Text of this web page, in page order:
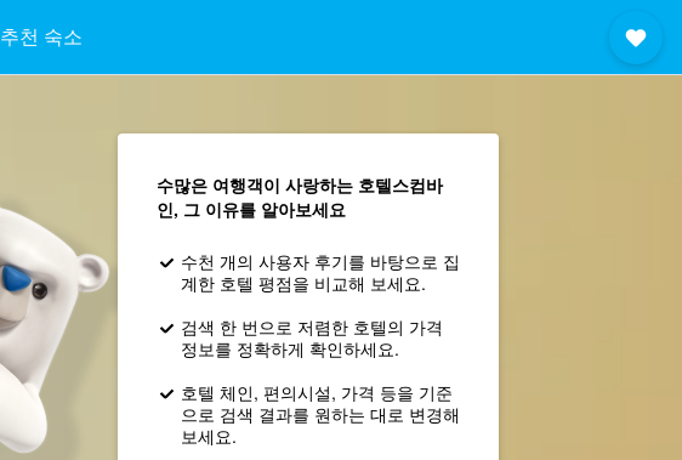
추천 숙소
수많은 여행객이 사랑하는 호텔스컴바
인, 그 이유를 알아보세요
수천 개의 사용자 후기를 바탕으로 집
계한 호텔 평점을 비교해 보세요.
검색 한 번으로 저렴한 호텔의 가격
정보를 정확하게 확인하세요.
호텔 체인, 편의시설, 가격 등을 기준
으로 검색 결과를 원하는 대로 변경해
보세요.